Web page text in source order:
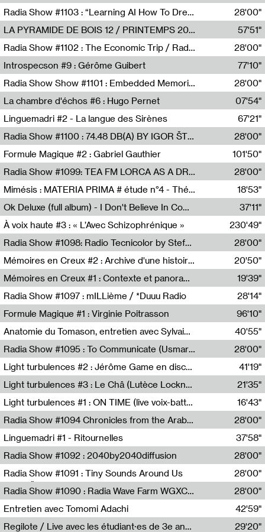
Nathalie Lacroix,Selim-a Attalah Chettaoui
Radia Show #1103 : “Learning AI How To Dream” by Sebastian Dingens (Radio Campus Bruxelles)
Radio Campus Bruxelles
28'00"
LA PYRAMIDE DE BOIS 12 / PRINTEMPS 2026
Sammy Stein
57'51"
Radia Show #1102 : The Economic Trip / Radio Grenouille
Radio Grenouille
28'00"
Introspecson #9 : Gérôme Guibert
Pierre Henry,Gérôme Guibert
77'10"
Radia Show Show #1101 : Embedded Memories by Jimmy Peggie / radioart106
Jimmy Peggie,radioart106
28'00"
La chambre d'échos #6 : Hugo Pernet
Revue Les Chambres,Hugo Pernet
07'54"
Linguemadri #2 - La langue des Sirènes
Meris Angioletti
67'21"
Radia Show #1100 : 74.48 DB(A) BY IGOR ŠTROMAJER FOR RADIO X
radio x
28'00"
Formule Magique #2 : Gabriel Gauthier
Nathalie Lacroix,Gabriel Gauthier
101'50"
Radia Show #1099: TEA FM LORCA AS A DREAM
TEAFM
28'00"
Mimésis : MATERIA PRIMA # étude n°4 - Théâtre de l’Aquarium
Francesco Russo,Scuola della Crisi
18'53"
Ok Deluxe (full album) - I Don't Believe In Computing
37'11"
À voix haute #3 : « L’Avec Schizophrénique »
230'49"
Radia Show #1098: Radio Tecnicolor by Stefan Nussbaumer & Georg Zichy (Radio Orange 94.0)
Radio Orange 94.0
28'00"
Mémoires en Creux #2 : Archive d'une histoire artistique
Sophie Auger-Grappin
20'50"
Mémoires en Creux #1 : Contexte et panorama
Sophie Auger-Grappin
19'39"
Radia Show #1097 : mILLième / *Duuu Radio
28'14"
Formule Magique #1 : Virginie Poitrasson
Nathalie Lacroix,Virginie Poitrasson
96'10"
Anatomie du Tomason, entretien avec Sylvain Cardonnel
Loraine Baud,Sylvain Cardonnel
40'55"
Radia Show #1095 : To Communicate (Usmaradio)
Usmaradio
28'00"
Light turbulences #2 : Jérôme Game en discussion avec Thomas Corlin
41'19"
Light turbulences #3 : Le Châ (Lutèce Lockness)
Lutèce Lockness
21'35"
Light turbulences #1 : ON TIME (live voix-batterie) avec Jérôme Game & Jean-Michel Espitallier
Jérôme Game,Jean-Michel Espitallier
16'43"
Radia Show #1094 Chronicles from the Arab Cold War by Ghazi Barakat
Reboot.fm
28'00"
Linguemadri #1 - Ritournelles
Meris Angioletti
37'58"
Radia Show #1092 : 2040by2040diffusion
Diffusion FM
28'00"
Radia Show #1091 : Tiny Sounds Around Us
Radio Študent
28'00"
Radia Show #1090 : Radia Wave Farm WGXC Corey De Juan Sherrard Jr Startalk
Wave Farm
28'00"
Entretien avec Tomomi Adachi
Tomomi Adachi,Loraine Baud
42'59"
Regilote / Live avec les étudiant·es de 3e année de l'EMA
29'20"